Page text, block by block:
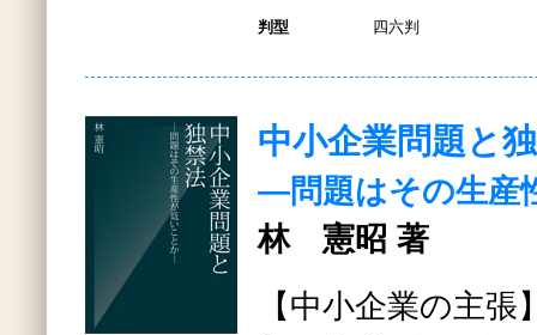
判型 四六判
中小企業問題と
―問題はその生産
林 憲昭 著
【中小企業の主張